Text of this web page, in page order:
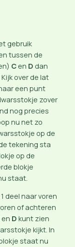
gebruik
tussen de
Cen D dan
over de lat
een punt
zover
nog precies
nu net zo
op de
tekening sta
op de
blokje
staat.
deel naar voren
of achteren
en D kunt zien
kijkt. In
staat nu